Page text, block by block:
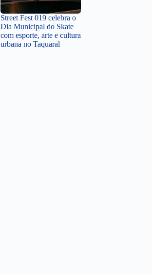
Street Fest 019 celebra o
Dia Municipal do Skate
com esporte, arte e cultura
urbana no Taquaral